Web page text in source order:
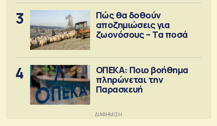
3
Πώς θα δοθούν
αποζημιώσεις για
ζωονόσους – Τα ποσά
4
ΟΠΕΚΑ: Ποιο βοήθημα
πληρώνεται την
Παρασκευή